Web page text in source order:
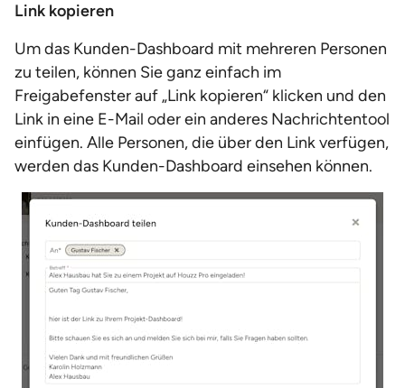
Link kopieren
Um das Kunden-Dashboard mit mehreren Personen
zu teilen, können Sie ganz einfach im
Freigabefenster auf „Link kopieren“ klicken und den
Link in eine E-Mail oder ein anderes Nachrichtentool
einfügen. Alle Personen, die über den Link verfügen,
werden das Kunden-Dashboard einsehen können.